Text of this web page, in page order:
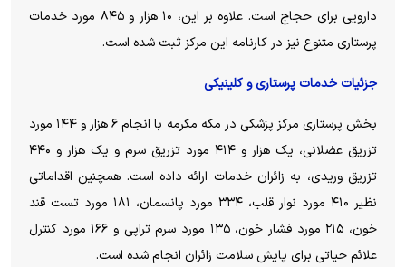
دارویی برای حجاج است. علاوه بر این، ۱۰ هزار و ۸۴۵ مورد خدمات
پرستاری متنوع نیز در کارنامه این مرکز ثبت شده است.
جزئیات خدمات پرستاری و کلینیکی
بخش پرستاری مرکز پزشکی در مکه مکرمه با انجام ۶ هزار و ۱۴۴ مورد
تزریق عضلانی، یک هزار و ۴۱۴ مورد تزریق سرم و یک هزار و ۴۴۰
تزریق وریدی، به زائران خدمات ارائه داده است. همچنین اقداماتی
نظیر ۴۱۰ مورد نوار قلب، ۳۳۴ مورد پانسمان، ۱۸۱ مورد تست قند
خون، ۲۱۵ مورد فشار خون، ۱۳۵ مورد سرم تراپی و ۱۶۶ مورد کنترل
علائم حیاتی برای پایش سلامت زائران انجام شده است.